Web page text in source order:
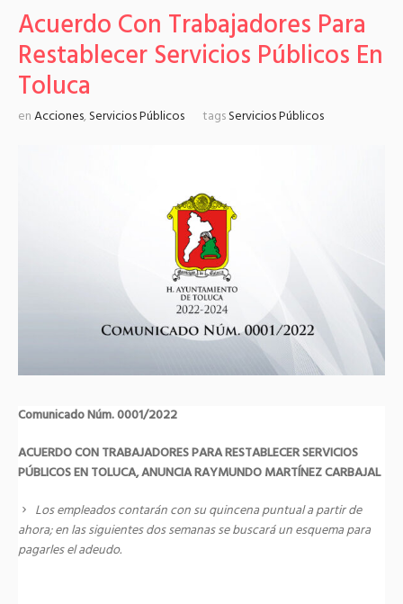
Acuerdo Con Trabajadores Para
Restablecer Servicios Públicos En
Toluca
enAcciones,Servicios Públicos tagsServicios Públicos
Comunicado Núm. 0001/2022
ACUERDO CON TRABAJADORES PARA RESTABLECER SERVICIOS
PÚBLICOS EN TOLUCA, ANUNCIA RAYMUNDO MARTÍNEZ CARBAJAL
Los empleados contarán con su quincena puntual a partir de
ahora; en las siguientes dos semanas se buscará un esquema para
pagarles el adeudo.